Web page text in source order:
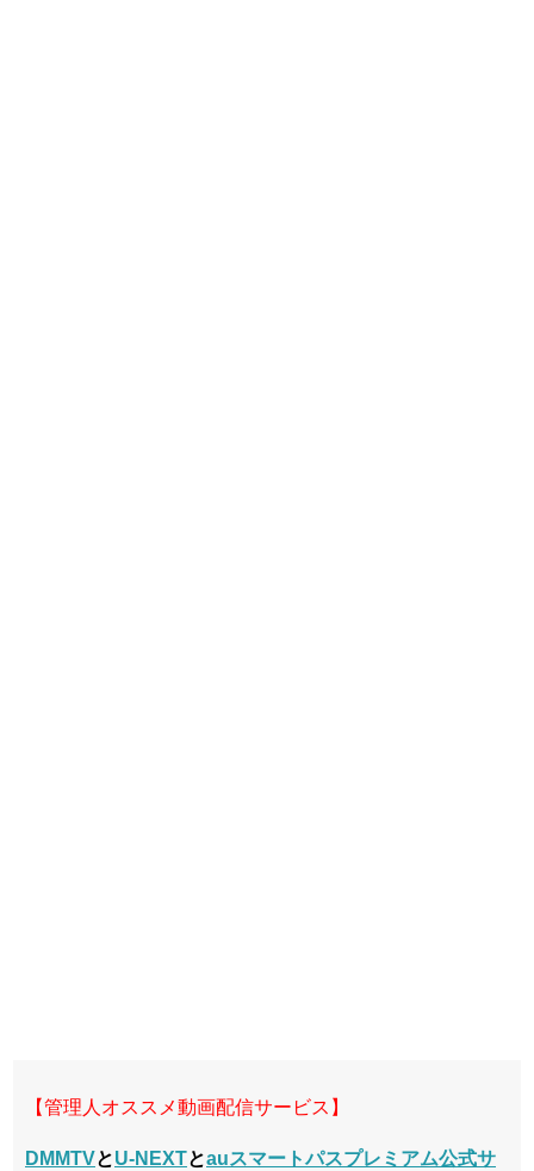
【管理人オススメ動画配信サービス】
DMMTVとU-NEXTとauスマートパスプレミアム公式サ